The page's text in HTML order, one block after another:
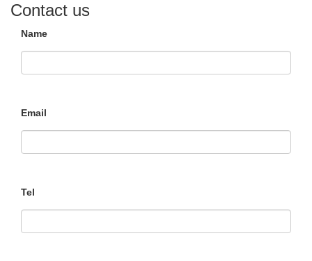
Contact us
Name
Email
Tel